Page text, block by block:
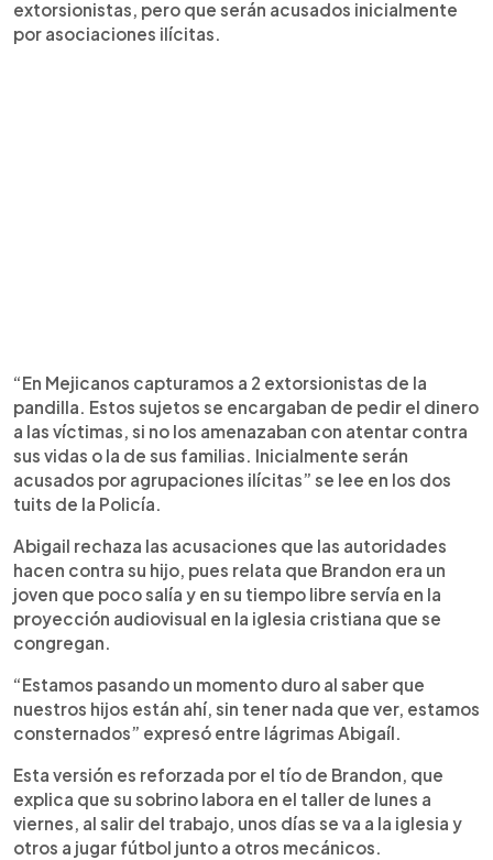
extorsionistas, pero que serán acusados inicialmente
por asociaciones ilícitas.
“En Mejicanos capturamos a 2 extorsionistas de la
pandilla. Estos sujetos se encargaban de pedir el dinero
a las víctimas, si no los amenazaban con atentar contra
sus vidas o la de sus familias. Inicialmente serán
acusados por agrupaciones ilícitas” se lee en los dos
tuits de la Policía.
Abigail rechaza las acusaciones que las autoridades
hacen contra su hijo, pues relata que Brandon era un
joven que poco salía y en su tiempo libre servía en la
proyección audiovisual en la iglesia cristiana que se
congregan.
“Estamos pasando un momento duro al saber que
nuestros hijos están ahí, sin tener nada que ver, estamos
consternados” expresó entre lágrimas Abigaíl.
Esta versión es reforzada por el tío de Brandon, que
explica que su sobrino labora en el taller de lunes a
viernes, al salir del trabajo, unos días se va a la iglesia y
otros a jugar fútbol junto a otros mecánicos.